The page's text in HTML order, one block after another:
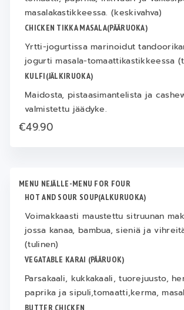
masalakastikkeessa. (keskivahva)
CHICKEN TIKKA MASALA(PÄÄRUOKA)
Yrtti-jogurtissa marinoidut
jogurti masala-tomaattikastikkeessa
KULFI(JÄLKIRUOKA)
Maidosta, pistaasimantelista ja
valmistettu jäädyke.
€49.90
MENU NEJÄLLE-MENU FOR FOUR
HOT AND SOUR SOUP(ALKURUOKA)
Voimakkaasti maustettu sitruunan
jossa kanaa, bambua, sieniä ja
(tulinen)
VEGATABLE KARAI (PÄÄRUOK)
Parsakaali, kukkakaali, tuorejuusto,
paprika ja sipuli,tomaatti,kerma,
BUTTER CHICKEN